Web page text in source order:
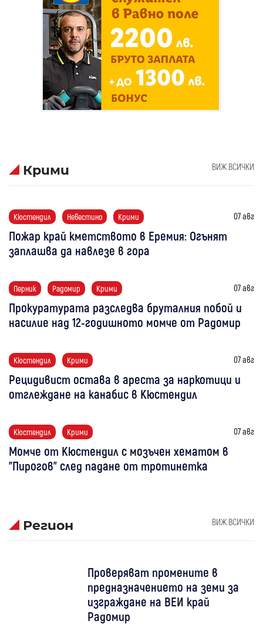
Крими ВИЖ ВСИЧКИ
Кюстендил Невестино Крими 07 авг
Пожар край кметството в Еремия: Огънят
заплашва да навлезе в гора
Перник Радомир Крими 07 авг
Прокуратурата разследва бруталния побой и
насилие над 12-годишното момче от Радомир
Кюстендил Крими 07 авг
Рецидивист остава в ареста за наркотици и
отглеждане на канабис в Кюстендил
Кюстендил Крими 07 авг
Момче от Кюстендил с мозъчен хематом в
"Пирогов" след падане от тротинетка
Регион ВИЖ ВСИЧКИ
Проверяват промените в
предназначението на земи за
изграждане на ВЕИ край
Радомир